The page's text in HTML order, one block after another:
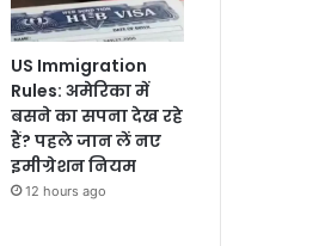
US Immigration
Rules: अमेरिका में
बसने का सपना देख रहे
हैं? पहले जान लें नए
इमीग्रेशन नियम
12 hours ago